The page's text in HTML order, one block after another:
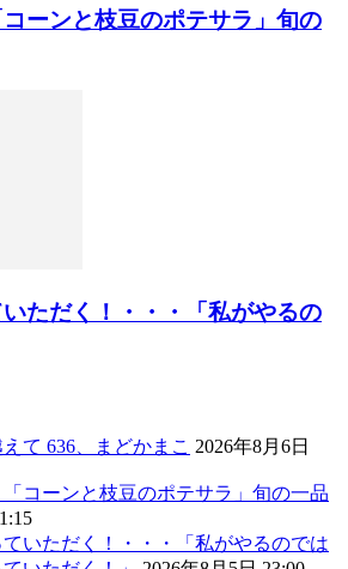
ーンと枝豆のポテサラ」旬の
ただく！・・・「私がやるの
て 636、まどかまこ 2026年8月6日
コーンと枝豆のポテサラ」旬の一品
いただく！・・・「私がやるのでは